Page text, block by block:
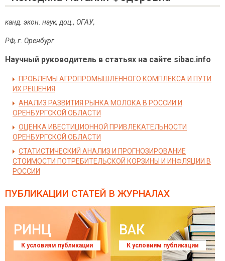
канд. экон. наук, доц., ОГАУ,
РФ, г. Оренбург
Научный руководитель в статьях на сайте sibac.info
ПРОБЛЕМЫ АГРОПРОМЫШЛЕННОГО КОМПЛЕКСА И ПУТИ
ИХ РЕШЕНИЯ
АНАЛИЗ РАЗВИТИЯ РЫНКА МОЛОКА В РОССИИ И
ОРЕНБУРГСКОЙ ОБЛАСТИ
ОЦЕНКА ИВЕСТИЦИОННОЙ ПРИВЛЕКАТЕЛЬНОСТИ
ОРЕНБУРГСКОЙ ОБЛАСТИ
СТАТИСТИЧЕСКИЙ АНАЛИЗ И ПРОГНОЗИРОВАНИЕ
СТОИМОСТИ ПОТРЕБИТЕЛЬСКОЙ КОРЗИНЫ И ИНФЛЯЦИИ В
РОССИИ
ПУБЛИКАЦИИ СТАТЕЙ В ЖУРНАЛАХ
РИНЦ
К условиям публикации
ВАК
К условиям публикации